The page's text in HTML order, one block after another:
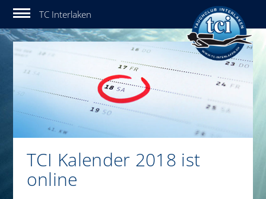
Tauchclub Interlaken
TCI Kalender 2018 ist
online